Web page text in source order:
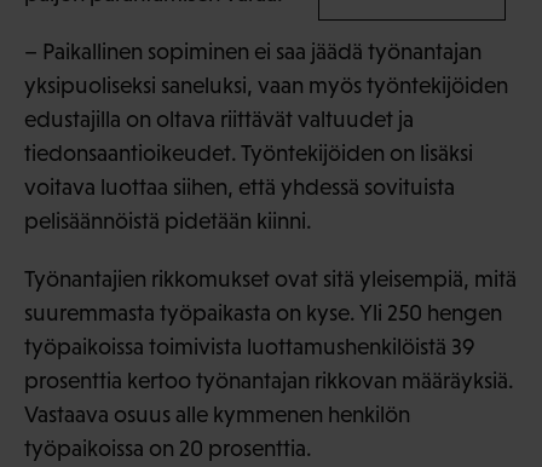
– Paikallinen sopiminen ei saa jäädä työnantajan
yksipuoliseksi saneluksi, vaan myös työntekijöiden
edustajilla on oltava riittävät valtuudet ja
tiedonsaantioikeudet. Työntekijöiden on lisäksi
voitava luottaa siihen, että yhdessä sovituista
pelisäännöistä pidetään kiinni.
Työnantajien rikkomukset ovat sitä yleisempiä, mitä
suuremmasta työpaikasta on kyse. Yli 250 hengen
työpaikoissa toimivista luottamushenkilöistä 39
prosenttia kertoo työnantajan rikkovan määräyksiä.
Vastaava osuus alle kymmenen henkilön
työpaikoissa on 20 prosenttia.